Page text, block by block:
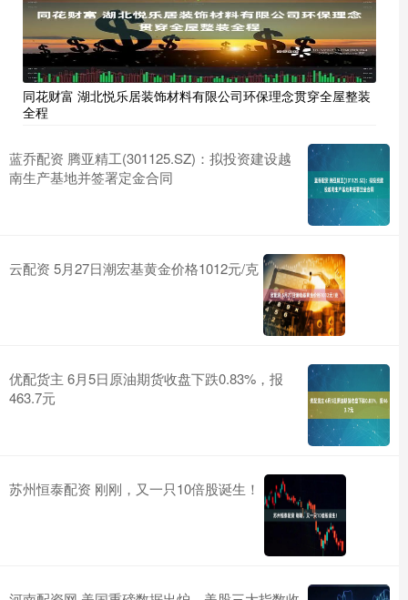
同花财富 湖北悦乐居装饰材料有限公司环保理念贯穿全屋整装
全程
蓝乔配资 腾亚精工(301125.SZ)：拟投资建设越
南生产基地并签署定金合同
云配资 5月27日潮宏基黄金价格1012元/克
优配货主 6月5日原油期货收盘下跌0.83%，报
463.7元
苏州恒泰配资 刚刚，又一只10倍股诞生！